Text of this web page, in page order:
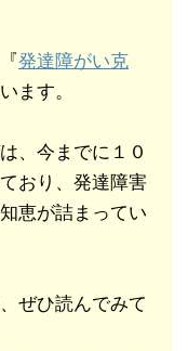
発達障がい克
ます。
、今までに１０
おり、発達障害
恵が詰まってい
ぜひ読んでみて